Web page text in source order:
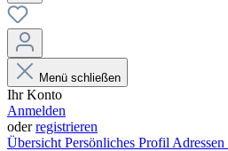
Menü schließen
Ihr Konto
Anmelden
oderregistrieren
Übersicht Persönliches Profil Adressen